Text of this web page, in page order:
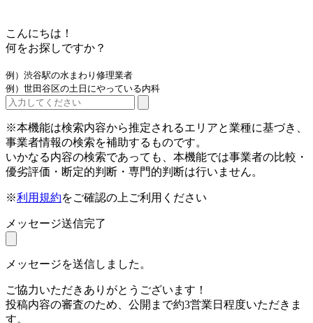
こんにちは！
何をお探しですか？
例）渋谷駅の水まわり修理業者
例）世田谷区の土日にやっている内科
※本機能は検索内容から推定されるエリアと業種に基づき、
事業者情報の検索を補助するものです。
いかなる内容の検索であっても、本機能では事業者の比較・
優劣評価・断定的判断・専門的判断は行いません。
※利用規約をご確認の上ご利用ください
メッセージ送信完了
メッセージを送信しました。
ご協力いただきありがとうございます！
投稿内容の審査のため、公開まで約3営業日程度いただきま
す。